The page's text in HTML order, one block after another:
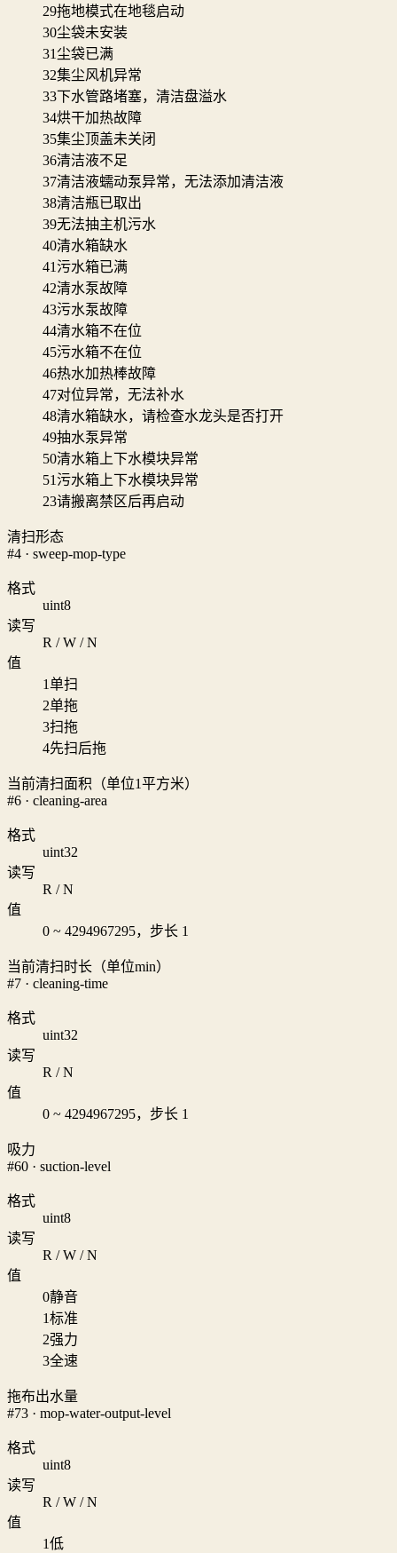
29拖地模式在地毯启动
30尘袋未安装
31 尘袋已满
32集尘风机异常
33下水管路堵塞，清洁盘溢水
34烘干加热故障
35集尘顶盖未关闭
36清洁液不足
37清洁液蠕动泵异常，无法添加清洁液
38清洁瓶已取出
39无法抽主机污水
40清水箱缺水
41污水箱已满
42清水泵故障
43污水泵故障
44清水箱不在位
45污水箱不在位
46热水加热棒故障
47对位异常，无法补水
48清水箱缺水，请检查水龙头是否打开
49抽水泵异常
50清水箱上下水模块异常
51污水箱上下水模块异常
23请搬离禁区后再启动
清扫形态
#4 · sweep-mop-type
格式
uint8
读写
R / W / N
值
1单扫
2单拖
3扫拖
4先扫后拖
当前清扫面积（单位1平方米）
#6 · cleaning-area
格式
uint32
读写
R / N
值
0 ~ 4294967295，步长 1
当前清扫时长（单位min）
#7 · cleaning-time
格式
uint32
读写
R / N
值
0 ~ 4294967295，步长 1
吸力
#60 · suction-level
格式
uint8
读写
R / W / N
值
0静音
1标准
2强力
3全速
拖布出水量
#73 · mop-water-output-level
格式
uint8
读写
R / W / N
值
1低